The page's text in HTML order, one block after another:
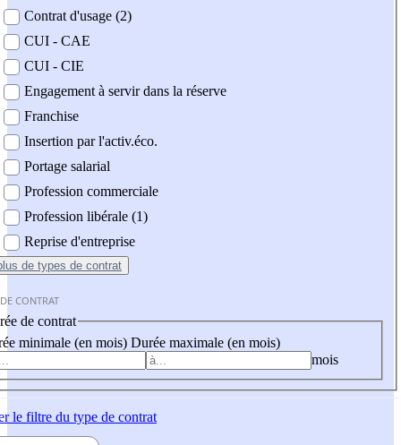
Contrat d'usage (2)
CUI - CAE
CUI - CIE
Engagement à servir dans la réserve
Franchise
Insertion par l'activ.éco.
Portage salarial
Profession commerciale
Profession libérale (1)
Reprise d'entreprise
de types de contrat
CONTRAT
de contrat
minimale (en mois) Durée maximale (en mois)
mois
le filtre du type de contrat